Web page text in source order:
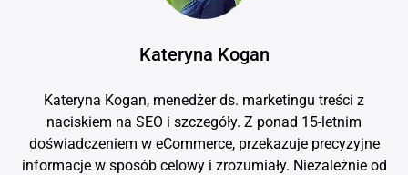
Kateryna Kogan
Kateryna Kogan, menedżer ds. marketingu treści z
naciskiem na SEO i szczegóły. Z ponad 15-letnim
doświadczeniem w eCommerce, przekazuje precyzyjne
informacje w sposób celowy i zrozumiały. Niezależnie od